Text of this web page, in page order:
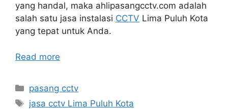
yang handal, maka ahlipasangcctv.com adalah
salah satu jasa instalasi CCTV Lima Puluh Kota
yang tepat untuk Anda.
Read more
Categories
pasang cctv
Tags
jasa cctv Lima Puluh Kota